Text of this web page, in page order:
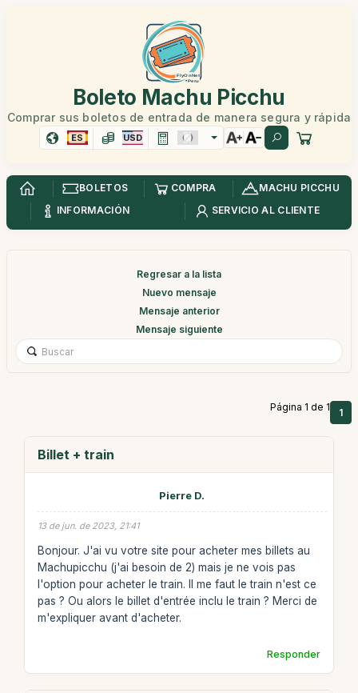
Boleto Machu Picchu
Comprar sus boletos de entrada de manera segura y rápida
ES USD
BOLETOS COMPRA
MACHU PICCHU
INFORMACIÓN
SERVICIO AL CLIENTE
Regresar a la lista
Nuevo mensaje
Mensaje anterior
Mensaje siguiente
Página 1 de 1 1
Billet + train
Pierre D.
13 de jun. de 2023, 21:41
Bonjour. J'ai vu votre site pour acheter mes billets au
Machupicchu (j'ai besoin de 2) mais je ne vois pas
l'option pour acheter le train. Il me faut le train n'est ce
pas ? Ou alors le billet d'entrée inclu le train ? Merci de
m'expliquer avant d'acheter.
Responder